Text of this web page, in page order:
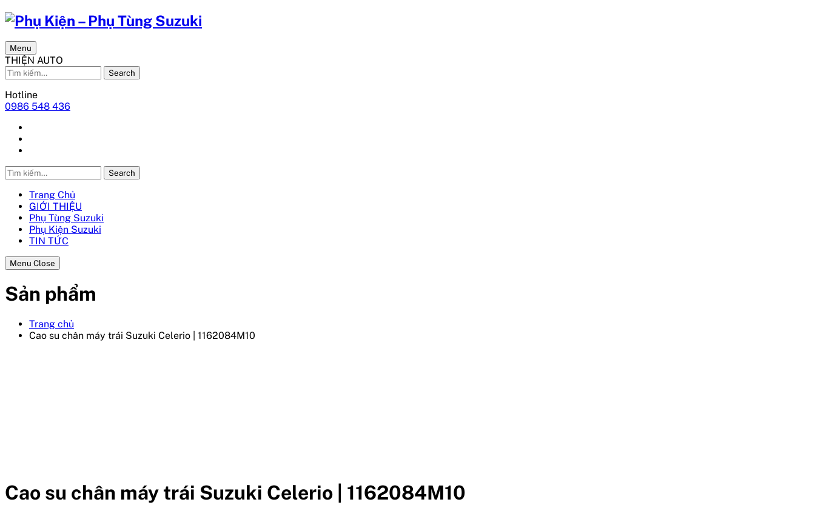
Menu
THIỆN AUTO
Search
Hotline
0986 548 436
Search
Trang Chủ
GIỚI THIỆU
Phụ Tùng Suzuki
Phụ Kiện Suzuki
TIN TỨC
Menu Close
Sản phẩm
Trang chủ
Cao su chân máy trái Suzuki Celerio | 1162084M10
Cao su chân máy trái Suzuki Celerio | 1162084M10